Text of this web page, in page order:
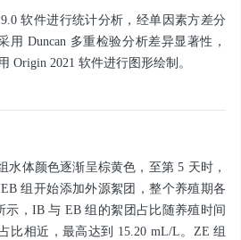
软件进行统计分析，经单因素方差分
用 Duncan 多重检验分析差异显著性，
Origin 2021 软件进行图形绘制。
水体颜色逐渐呈棕黄色，至第 5 天时，
组开始添加外源絮团，整个养殖期各
示，IB 与 EB 组的絮团占比随养殖时间
比相近，最高达到 15.20 mL/L。ZE 组